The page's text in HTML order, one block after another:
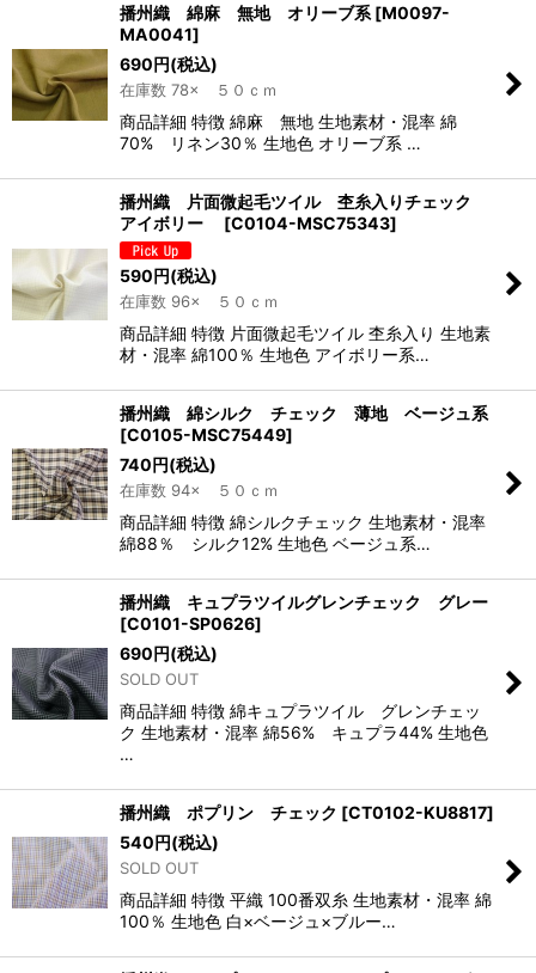
播州織 綿麻 無地 オリーブ系 [M0097-
MA0041]
690円(税込)
在庫数 78× ５０ｃｍ
商品詳細 特徴 綿麻 無地 生地素材・混率 綿
70% リネン30％ 生地色 オリーブ系 …
播州織 片面微起毛ツイル 杢糸入りチェック
アイボリー
[C0104-MSC75343]
590円(税込)
在庫数 96× ５０ｃｍ
商品詳細 特徴 片面微起毛ツイル 杢糸入り 生地素
材・混率 綿100％ 生地色 アイボリー系…
播州織 綿シルク チェック 薄地 ベージュ系
[C0105-MSC75449]
740円(税込)
在庫数 94× ５０ｃｍ
商品詳細 特徴 綿シルクチェック 生地素材・混率
綿88％ シルク12% 生地色 ベージュ系…
播州織 キュプラツイルグレンチェック グレー
[C0101-SP0626]
690円(税込)
SOLD OUT
商品詳細 特徴 綿キュプラツイル グレンチェッ
ク 生地素材・混率 綿56% キュプラ44% 生地色
…
播州織 ポプリン チェック [CT0102-KU8817]
540円(税込)
SOLD OUT
商品詳細 特徴 平織 100番双糸 生地素材・混率 綿
100％ 生地色 白×ベージュ×ブルー…